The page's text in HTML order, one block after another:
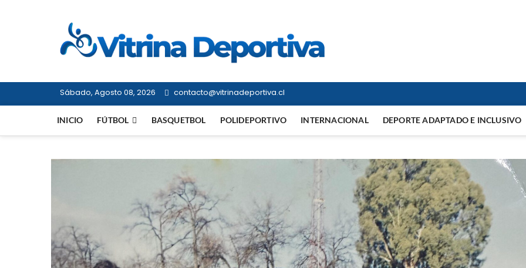
Sábado, Agosto 08, 2026 contacto@vitrinadeportiva.cl
INICIO FÚTBOL BASQUETBOL POLIDEPORTIVO INTERNACIONAL DEPORTE ADAPTADO E INCLUSIVO